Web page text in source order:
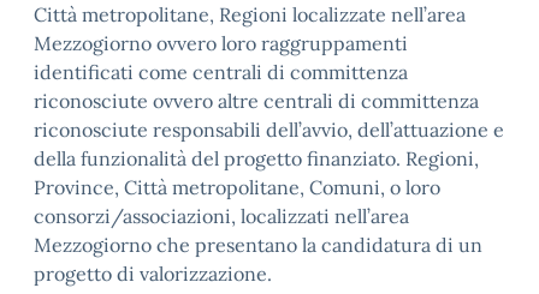
Città metropolitane, Regioni localizzate nell’area
Mezzogiorno ovvero loro raggruppamenti
identificati come centrali di committenza
riconosciute ovvero altre centrali di committenza
riconosciute responsabili dell’avvio, dell’attuazione e
della funzionalità del progetto finanziato. Regioni,
Province, Città metropolitane, Comuni, o loro
consorzi/associazioni, localizzati nell’area
Mezzogiorno che presentano la candidatura di un
progetto di valorizzazione.